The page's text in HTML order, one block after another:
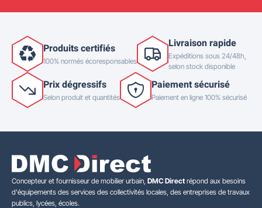
Produits certifiés
100% normés écoresponsables
Livraison rapide
Expéditions sous 24/48h,
selon stock disponible
Prix dégressifs
Selon produit et quantités
Paiement sécurisé
Paiement en ligne 100% sécurisé
Concepteur et fournisseur de mobilier urbain, DMC Direct répond aux besoins
d'équipements des services des collectivités locales, des entreprises de travaux
publics, lycées, écoles.